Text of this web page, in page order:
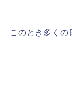
このとき多くの